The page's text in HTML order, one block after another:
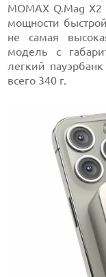
MOMAX Q.Mag
мощности
не самая
модель с
легкий
всего 340 г.